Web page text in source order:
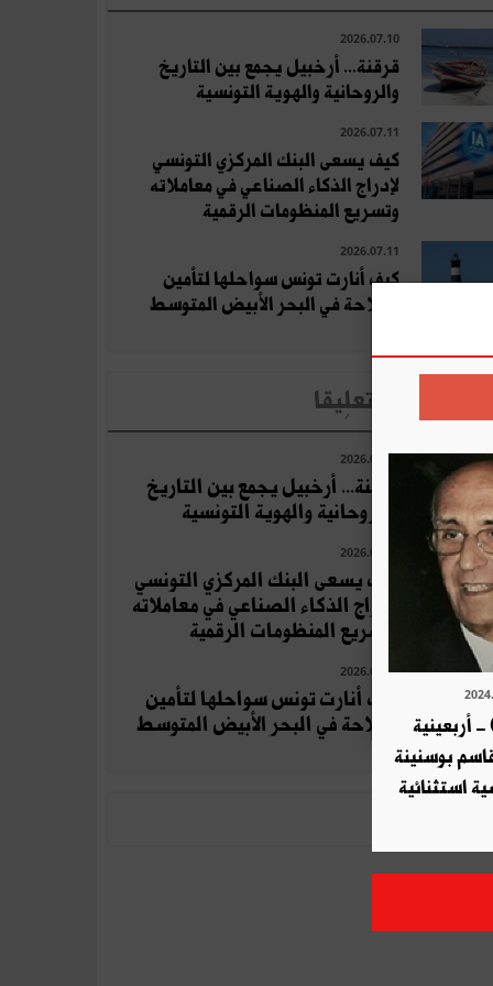
2026.07.10
قرقنة... أرخبيل يجمع بين التاريخ
والروحانية والهوية التونسية
2026.07.11
كيف يسعى البنك المركزي التونسي
لإدراج الذكاء الصناعي في معاملاته
وتسريع المنظومات الرقمية
2026.07.11
كيف أنارت تونس سواحلها لتأمين
الملاحة في البحر الأبيض المتوسط
الأكثر تعلِيقا
2026.07.10
قرقنة... أرخبيل يجمع بين التاريخ
والروحانية والهوية التونسية
2026.07.11
كيف يسعى البنك المركزي التونسي
لإدراج الذكاء الصناعي في معاملاته
وتسريع المنظومات الرقمية
2026.07.11
كيف أنارت تونس سواحلها لتأمين
الملاحة في البحر الأبيض المتوسط
أربعينية
بوسنينة
استثنائية